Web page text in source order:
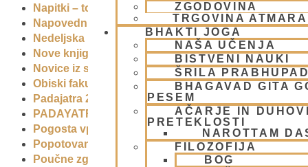
ZGODOVINA
TRGOVINA
BHAKTI JOGA
NAŠA UČENJA
BISTVENI NAUKI
ŠRILA
BHAGAVAD GITA
PESEM
AČARJE IN
PRETEKLOSTI
NAROTTAM
FILOZOFIJA
BOG
Napitki – topli
Napovednik
(10)
Nedeljska predavanja in festivali(1)
Nove knjige
Novice iz skupnosti(1)
Obiski fakultete – šole (6)
Padajatra 2008
PADAYATRA
Pogosta vprašanja
Popotovanja
Poučne zgodbe in nauki
(8)